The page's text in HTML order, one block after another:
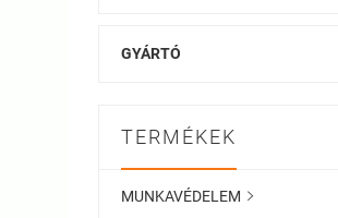
GYÁRTÓ
TERMÉKEK
MUNKAVÉDELEM 